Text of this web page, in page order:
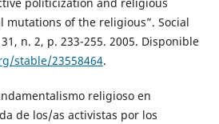
politicization and religious
mutations of the religious”. Social
n. 2, p. 233-255. 2005. Disponible
stable/23558464.
religioso en
de los/as activistas por los